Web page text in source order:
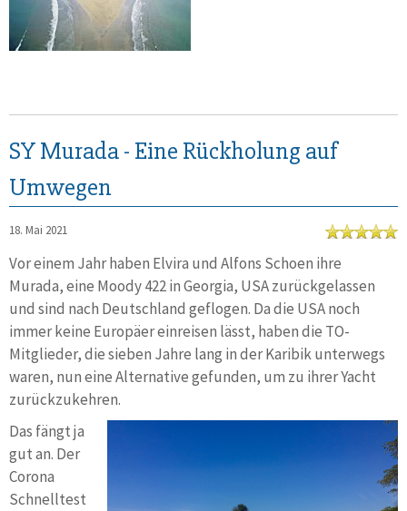
SY Murada - Eine Rückholung auf
Umwegen
18. Mai 2021
Vor einem Jahr haben Elvira und Alfons Schoen ihre
Murada, eine Moody 422 in Georgia, USA zurückgelassen
und sind nach Deutschland geflogen. Da die USA noch
immer keine Europäer einreisen lässt, haben die TO-
Mitglieder, die sieben Jahre lang in der Karibik unterwegs
waren, nun eine Alternative gefunden, um zu ihrer Yacht
zurückzukehren.
Das fängt ja
gut an. Der
Corona
Schnelltest